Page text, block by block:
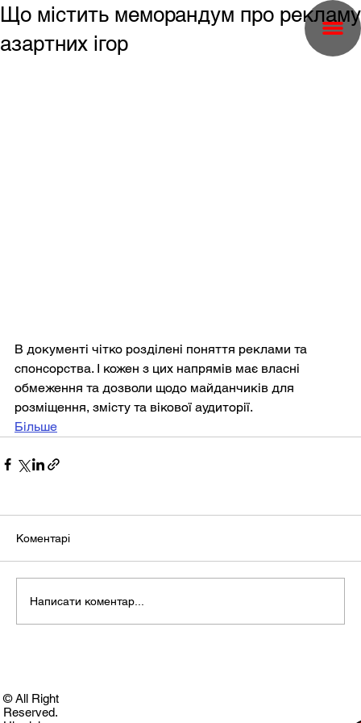
Що містить меморандум про рекламу
азартних ігор
В документі чітко розділені поняття реклами та
спонсорства. І кожен з цих напрямів має власні
обмеження та дозволи щодо майданчиків для
розміщення, змісту та вікової аудиторії.
Більше
Коментарі
Написати коментар...
© All Right
Reserved.